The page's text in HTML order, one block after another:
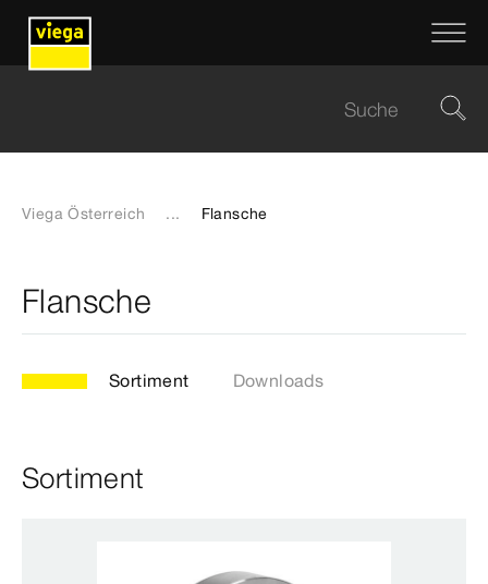
Viega Österreich ... Flansche
Flansche
Sortiment Downloads
Sortiment